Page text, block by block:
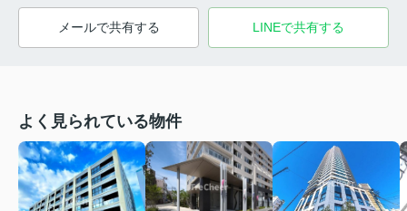
メールで共有する LINEで共有する
よく見られている物件